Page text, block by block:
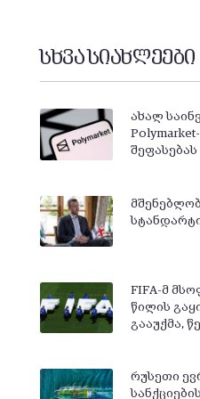
სხვა სიახლეები
ახალ
FIFA-მ
წილის
გააუქმა,
რუსეთი